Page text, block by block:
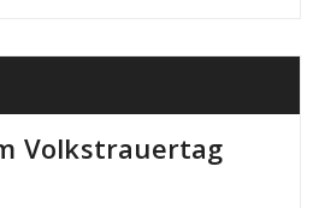
Volkstrauertag